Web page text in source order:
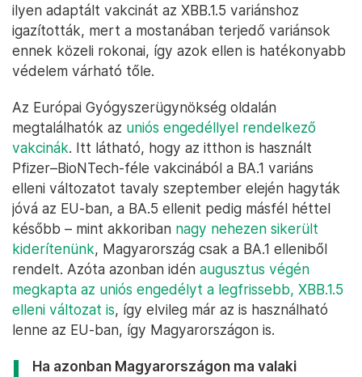
ilyen adaptált vakcinát az XBB.1.5 variánshoz
igazították, mert a mostanában terjedő variánsok
ennek közeli rokonai, így azok ellen is hatékonyabb
védelem várható tőle.
Az Európai Gyógyszerügynökség oldalán
megtalálhatók az uniós engedéllyel rendelkező
vakcinák. Itt látható, hogy az itthon is használt
Pfizer–BioNTech-féle vakcinából a BA.1 variáns
elleni változatot tavaly szeptember elején hagyták
jóvá az EU-ban, a BA.5 ellenit pedig másfél héttel
később – mint akkoriban nagy nehezen sikerült
kiderítenünk, Magyarország csak a BA.1 elleniből
rendelt. Azóta azonban idén augusztus végén
megkapta az uniós engedélyt a legfrissebb, XBB.1.5
elleni változat is, így elvileg már az is használható
lenne az EU-ban, így Magyarországon is.
Ha azonban Magyarországon ma valaki